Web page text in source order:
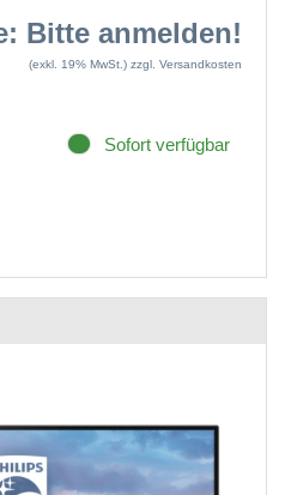
Bitte anmelden!
(exkl. 19% MwSt.) zzgl. Versandkosten
Sofort verfügbar